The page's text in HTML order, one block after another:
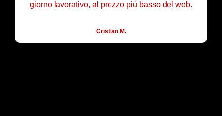
giorno lavorativo, al prezzo più basso del web.
Cristian M.